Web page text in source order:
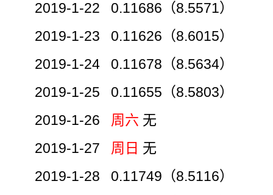
2019-1-22 0.11686（8.5571）
2019-1-23 0.11626（8.6015）
2019-1-24 0.11678（8.5634）
2019-1-25 0.11655（8.5803）
2019-1-26 周六 无
2019-1-27 周日 无
2019-1-28 0.11749（8.5116）